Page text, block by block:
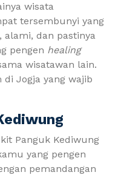
wisata
tersembunyi yang
alami, dan pastinya
pengen healing
wisatawan lain.
di Jogja yang wajib
Panguk Kediwung
yang pengen
pemandangan